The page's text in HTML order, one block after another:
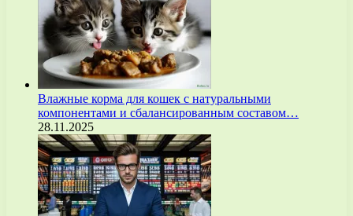
Влажные корма для кошек с натуральными
компонентами и сбалансированным составом…
28.11.2025